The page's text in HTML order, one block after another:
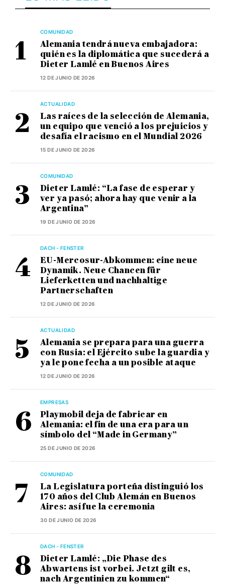
COMUNIDAD
Alemania tendrá nueva embajadora:
quién es la diplomática que sucederá a
Dieter Lamlé en Buenos Aires
12 DE JUNIO DE 2026
ACTUALIDAD
Las raíces de la selección de Alemania,
un equipo que venció a los prejuicios y
desafía el racismo en el Mundial 2026
15 DE JUNIO DE 2026
COMUNIDAD
Dieter Lamlé: “La fase de esperar y
ver ya pasó; ahora hay que venir a la
Argentina”
19 DE JUNIO DE 2026
DACH - FENSTER
EU-Mercosur-Abkommen: eine neue
Dynamik. Neue Chancen für
Lieferketten und nachhaltige
Partnerschaften
12 DE JUNIO DE 2026
ACTUALIDAD
Alemania se prepara para una guerra
con Rusia: el Ejército sube la guardia y
ya le pone fecha a un posible ataque
12 DE JUNIO DE 2026
EMPRESAS
Playmobil deja de fabricar en
Alemania: el fin de una era para un
símbolo del “Made in Germany”
25 DE JUNIO DE 2026
COMUNIDAD
La Legislatura porteña distinguió los
170 años del Club Alemán en Buenos
Aires: así fue la ceremonia
30 DE JUNIO DE 2026
DACH - FENSTER
Dieter Lamlé: „Die Phase des
Abwartens ist vorbei. Jetzt gilt es,
nach Argentinien zu kommen“